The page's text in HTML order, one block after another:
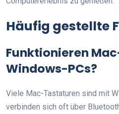
Häufig gestellte
Funktionieren
Windows-PCs?
Viele Mac-Tastaturen sind mit
verbinden sich oft über